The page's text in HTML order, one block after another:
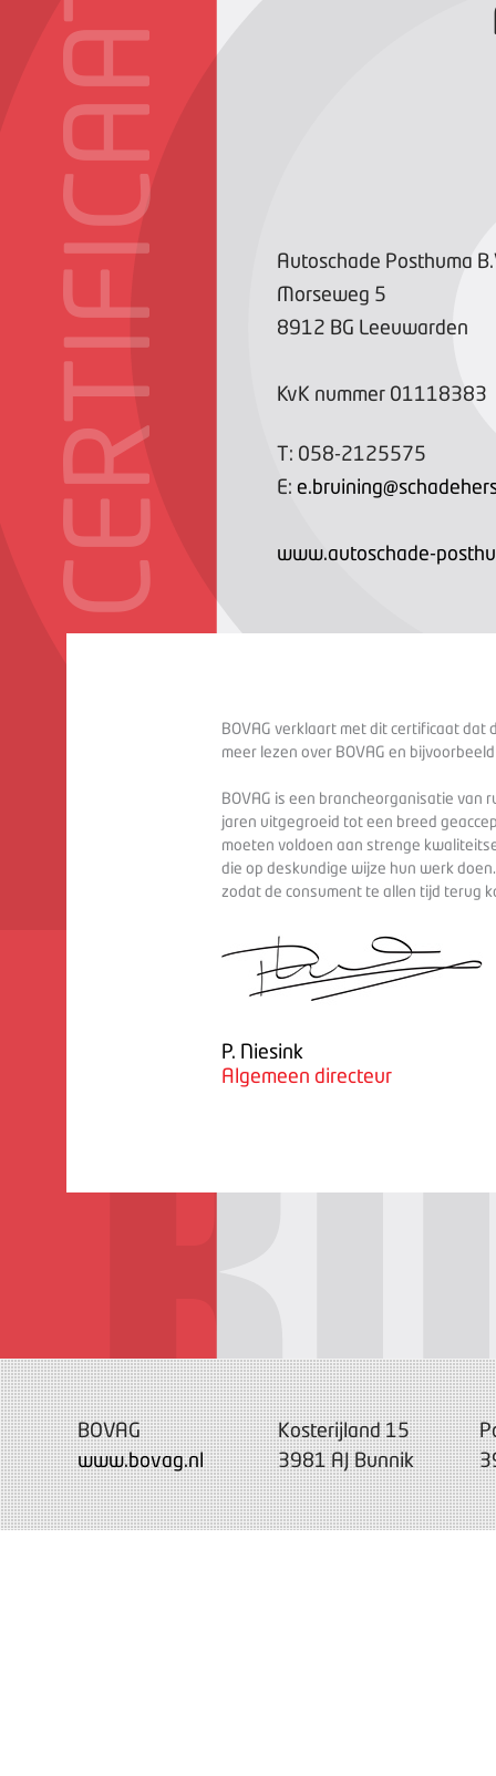
CERTIFICAAT
Autoschade Posthuma
Morseweg 5
8912 BG Leeuwarden
KvK nummer 01118383
T: 058-2125575
E:
www.autoschade-
BOVAG verklaart met dit certificaat dat
meer lezen over BOVAG en
BOVAG is een brancheorganisatie van
jaren uitgegroeid tot een breed
moeten voldoen aan strenge
die op deskundige wijze hun werk
zodat de consument te allen tijd terug
P. Niesink
Algemeen directeur
BOVAG
www.bovag.nl
Kosterijland 15
3981 AJ Bunnik